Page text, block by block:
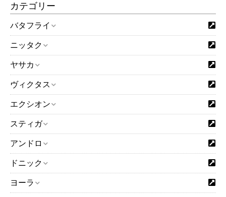
カテゴリー
バタフライ
ニッタク
ヤサカ
ヴィクタス
エクシオン
スティガ
アンドロ
ドニック
ヨーラ